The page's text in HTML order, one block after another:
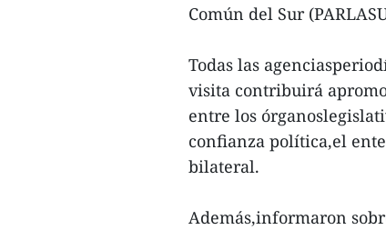
Común del Sur
Todas las
visita contribuirá
entre los
confianza política,el
bilateral.
Además,informaron